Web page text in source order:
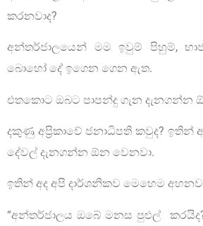
කරනවාද?
අන්තර්ජාලයෙන් මම ඉවුම් පිහුම්,
බොහෝ දේ ඉගෙන ගෙන ඇත.
එතකොට ඔබට පාපන්දු ගැන දැනගන්න
දකුණු අප්‍රිකාවේ ජනාධිපති කවුද?
දේවල් දැනගන්න ඕන වෙනවා.
ඉතින් අද අපි දාර්ශනිකව මෙහෙම
“අන්තර්ජාලය ඔබේ මනස පුළුල්